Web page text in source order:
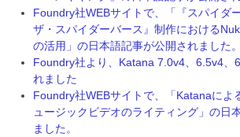
Foundry社WEBサイトで、「『スパイダ
ザ・スパイダーバース』制作における
の活用」の日本語記事が公開されました。
Foundry社より、Katana 7.0v4、6.5v4、
れました
Foundry社WEBサイトで、「Katanaによ
ュージックビデオのライティング」の日
ました。